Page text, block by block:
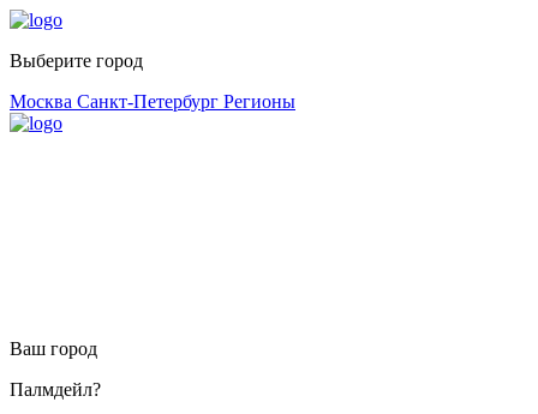
Выберите город
Москва Санкт-Петербург Регионы
Ваш город
Палмдейл?